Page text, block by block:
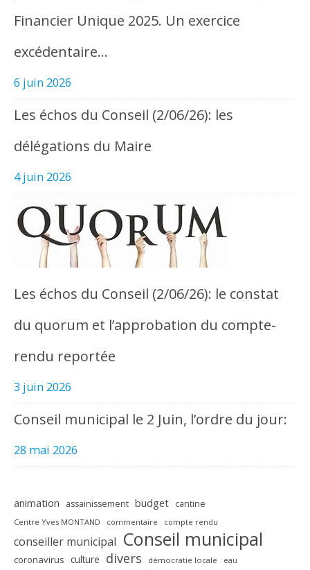
Financier Unique 2025. Un exercice
excédentaire…
6 juin 2026
Les échos du Conseil (2/06/26): les
délégations du Maire
4 juin 2026
Les échos du Conseil (2/06/26): le constat
du quorum et l’approbation du compte-
rendu reportée
3 juin 2026
Conseil municipal le 2 Juin, l’ordre du jour:
28 mai 2026
animation assainissement budget cantine
Centre Yves MONTAND commentaire compte rendu
conseiller municipal Conseil municipal
coronavirus culture divers démocratie locale eau